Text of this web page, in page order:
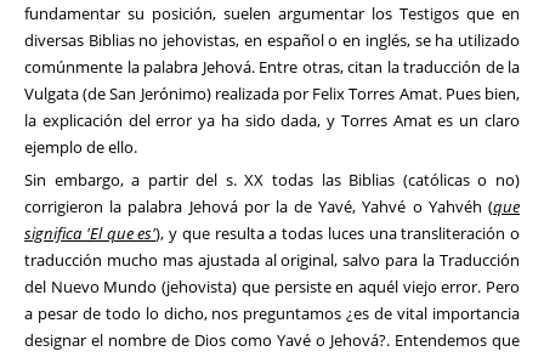
fundamentar su posición, suelen argumentar los Testigos que en
diversas Biblias no jehovistas, en español o en inglés, se ha utilizado
comúnmente la palabra Jehová. Entre otras, citan la traducción de la
Vulgata (de San Jerónimo) realizada por Felix Torres Amat. Pues bien,
la explicación del error ya ha sido dada, y Torres Amat es un claro
ejemplo de ello.
Sin embargo, a partir del s. XX todas las Biblias (católicas o no)
corrigieron la palabra Jehová por la de Yavé, Yahvé o Yahvéh (que
significa 'El que es'), y que resulta a todas luces una transliteración o
traducción mucho mas ajustada al original, salvo para la Traducción
del Nuevo Mundo (jehovista) que persiste en aquél viejo error. Pero
a pesar de todo lo dicho, nos preguntamos ¿es de vital importancia
designar el nombre de Dios como Yavé o Jehová?. Entendemos que